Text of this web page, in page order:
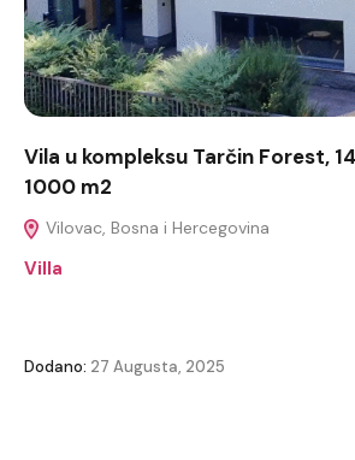
Vila u kompleksu Tarčin Forest,
1000 m2
Vilovac, Bosna i Hercegovina
Villa
Dodano: 27 Augusta, 2025